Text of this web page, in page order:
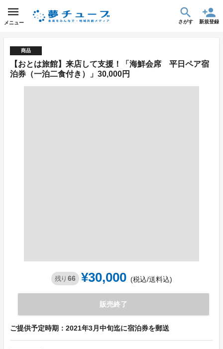
メニュー さがす 新規登録
商品
【おとは旅館】来店して支援！「海鮮会席 平日ペア宿
泊券（一泊二食付き）」30,000円
残り 66 ¥30,000 (税込/送料込)
販売終了
ご提供予定時期：2021年3月中旬迄に宿泊券を郵送